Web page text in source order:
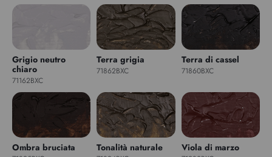
Grigio neutro
chiaro
71162BXC
Terra grigia
71862BXC
Terra di cassel
71860BXC
Ombra bruciata Tonalità naturale Viola di marzo